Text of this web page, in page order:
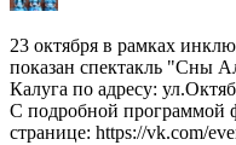
23 октября в рамках
показан спектакль "Сны
Калуга по адресу:
С подробной программой
странице: https://vk.com/